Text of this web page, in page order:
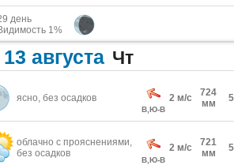
день
1%
13 августа Чт
ясно, без осадков
В,Ю-В
2 м/с
724
мм
облачно с прояснениями,
без осадков
В,Ю-В
2 м/с
721
мм